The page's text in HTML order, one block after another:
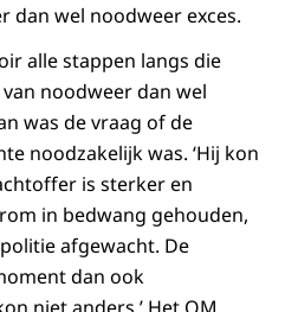
dan wel noodweer exces.
alle stappen langs die
noodweer dan wel
was de vraag of de
noodzakelijk was. ‘Hij kon
is sterker en
in bedwang gehouden,
afgewacht. De
dan ook